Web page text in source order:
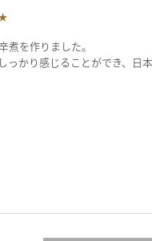
煮を作りました。
かり感じることができ、日